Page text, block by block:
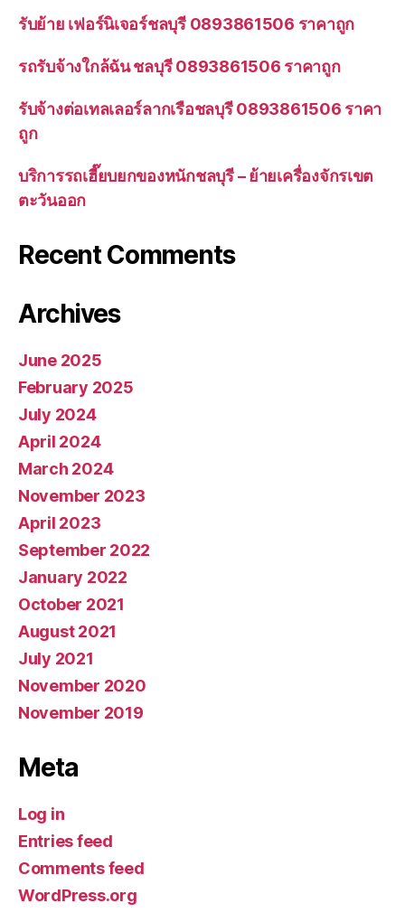
รับย้าย เฟอร์นิเจอร์ชลบุรี 0893861506 ราคาถูก
รถรับจ้างใกล้ฉัน ชลบุรี 0893861506 ราคาถูก
รับจ้างต่อเทลเลอร์ลากเรือชลบุรี 0893861506 ราคา
ถูก
บริการรถเฮี๊ยบยกของหนักชลบุรี – ย้ายเครื่องจักรเขต
ตะวันออก
Recent Comments
Archives
June 2025
February 2025
July 2024
April 2024
March 2024
November 2023
April 2023
September 2022
January 2022
October 2021
August 2021
July 2021
November 2020
November 2019
Meta
Log in
Entries feed
Comments feed
WordPress.org